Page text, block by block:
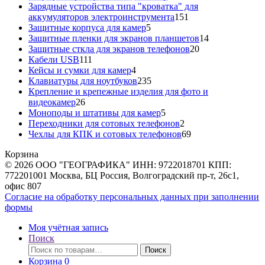
товара
Зарядные устройства типа "кроватка" для
аккумуляторов электроинструмента151
Защитные корпуса для камер55
товаров
Защитные пленки для экранов планшетов1414
Защитные сткла для экранов телефонов2020
Кабели USB111
товаров
Кейсы и сумки для камер44
товара
Клавиатуры для ноутбуков235235
товаров
Крепление и крепежные изделия для фото и
видеокамер2626
товаров
Моноподы и штативы для камер55
товаров
Переходники для сотовых телефонов2
товара
Чехлы для КПК и сотовых телефонов6969
Корзина
© 2026 ООО "ГЕОГРАФИКА" ИНН: 9722018701 КПП:
772201001 Москва, БЦ Россия, Волгоградский пр-т, 26с1,
офис 807
Согласие на обработку персональных данных при заполнении
формы
Моя учётная запись
Поиск
Искать:
Поиск
Корзина 0